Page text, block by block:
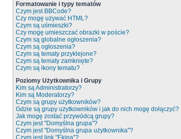
Formatowanie i typy tematów
Czym jest BBCode?
Czy mogę używać HTML?
Czym są uśmieszki?
Czy mogę umieszczać obrazki w poście?
Czym są globalne ogłoszenia?
Czym są ogłoszenia?
Czym są tematy przyklejone?
Czym są tematy zamknięte?
Czym są ikony tematu?
Poziomy Użytkownika i Grupy
Kim są Administratorzy?
Kim są Moderatorzy?
Czym są grupy użytkowników?
Gdzie są grupy użytkowników i jak do nich mogę dołączyć?
Jak mogę zostać przywódcą grupy?
Czym jest "Domyślna grupa"?
Czym jest "Domyślna grupa użytkownika"?
Czym jest link "Ekipa"?